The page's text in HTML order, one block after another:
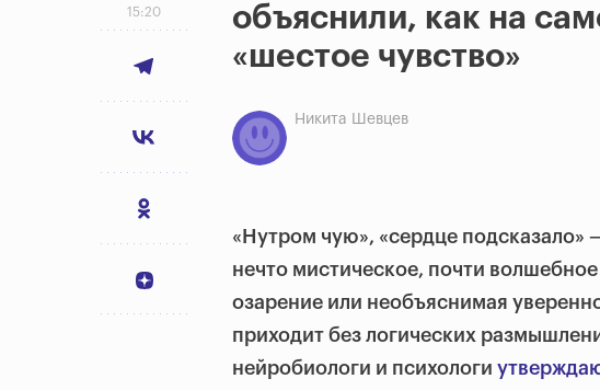
15:20
объяснили, как на
«шестое чувство»
Никита Шевцев
«Нутром чую», «сердце
нечто мистическое, почти
озарение или необъяснимая
приходит без логических
нейробиологи и психологи